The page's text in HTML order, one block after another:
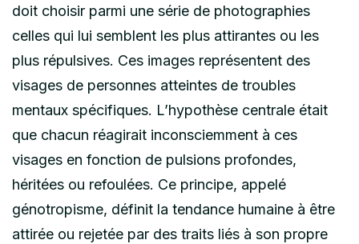
doit choisir parmi une série de photographies
celles qui lui semblent les plus attirantes ou les
plus répulsives. Ces images représentent des
visages de personnes atteintes de troubles
mentaux spécifiques. L’hypothèse centrale était
que chacun réagirait inconsciemment à ces
visages en fonction de pulsions profondes,
héritées ou refoulées. Ce principe, appelé
génotropisme, définit la tendance humaine à être
attirée ou rejetée par des traits liés à son propre